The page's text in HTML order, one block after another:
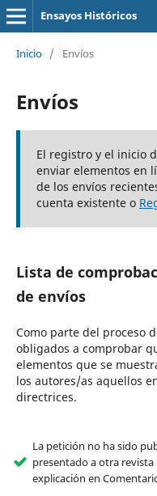
Ensayos Históricos
Inicio / Envíos
Envíos
El registro y el inicio
enviar elementos en
de los envíos
cuenta existente o
Lista de
de envíos
Como parte del proceso
obligados a comprobar
elementos que se
los autores/as aquellos
directrices.
La petición no ha sido
presentado a otra
explicación en